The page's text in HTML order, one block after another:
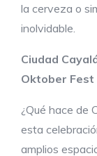
la cerveza o
inolvidable.
Ciudad
Oktober Fest
¿Qué hace de
esta
amplios